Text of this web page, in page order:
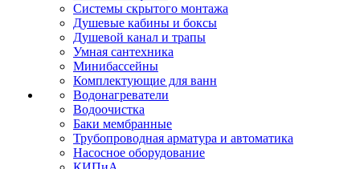
Системы скрытого монтажа
Душевые кабины и боксы
Душевой канал и трапы
Умная сантехника
Минибассейны
Комплектующие для ванн
Водонагреватели
Водоочистка
Баки мембранные
Трубопроводная арматура и автоматика
Насосное оборудование